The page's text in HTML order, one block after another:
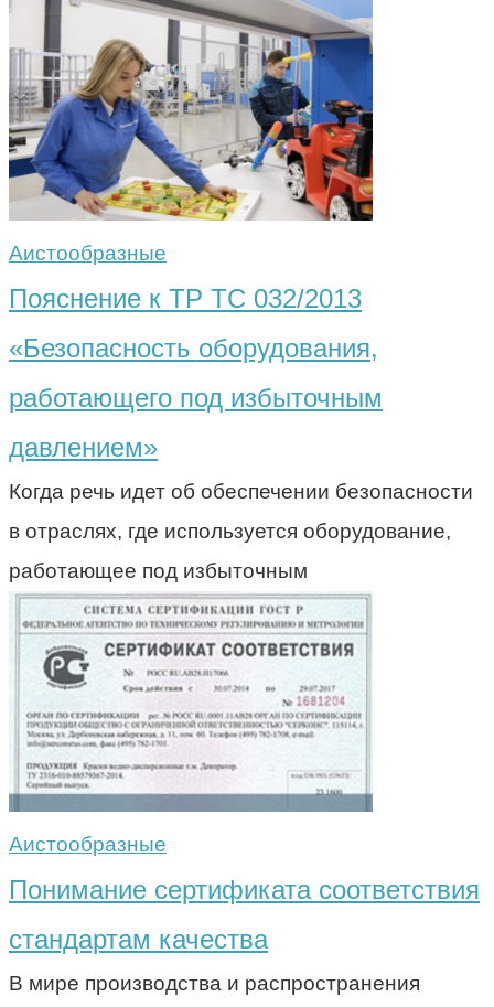
Аистообразные
Пояснение к ТР ТС 032/2013
«Безопасность оборудования,
работающего под избыточным
давлением»
Когда речь идет об обеспечении безопасности
в отраслях, где используется оборудование,
работающее под избыточным
Аистообразные
Понимание сертификата соответствия
стандартам качества
В мире производства и распространения